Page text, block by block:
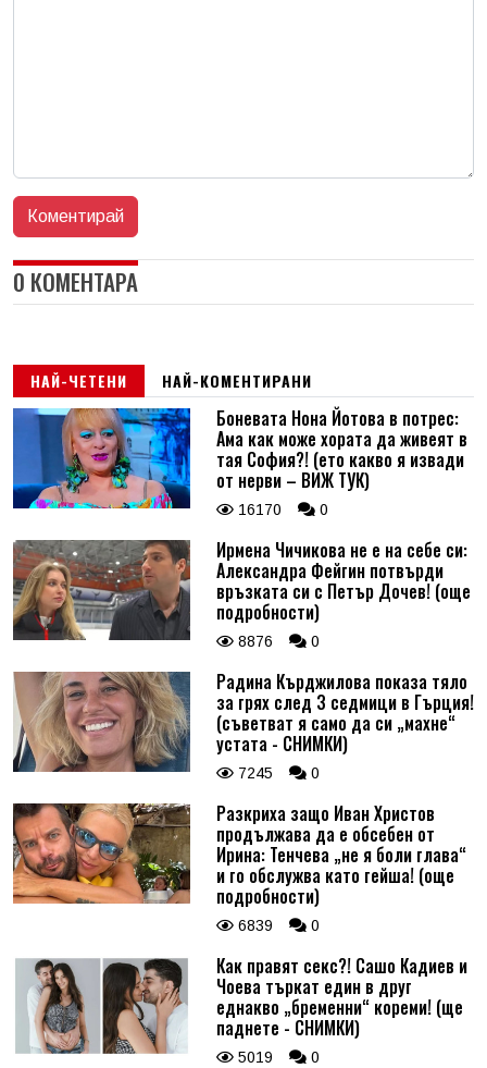
0 КОМЕНТАРА
НАЙ-ЧЕТЕНИ НАЙ-КОМЕНТИРАНИ
Боневата Нона Йотова в потрес:
Ама как може хората да живеят в
тая София?! (ето какво я извади
от нерви – ВИЖ ТУК)
16170 0
Ирмена Чичикова не е на себе си:
Александра Фейгин потвърди
връзката си с Петър Дочев! (още
подробности)
8876 0
Радина Кърджилова показа тяло
за грях след 3 седмици в Гърция!
(съветват я само да си „махне“
устата - СНИМКИ)
7245 0
Разкриха защо Иван Христов
продължава да е обсебен от
Ирина: Тенчева „не я боли глава“
и го обслужва като гейша! (още
подробности)
6839 0
Как правят секс?! Сашо Кадиев и
Чоева търкат един в друг
еднакво „бременни“ кореми! (ще
паднете - СНИМКИ)
5019 0